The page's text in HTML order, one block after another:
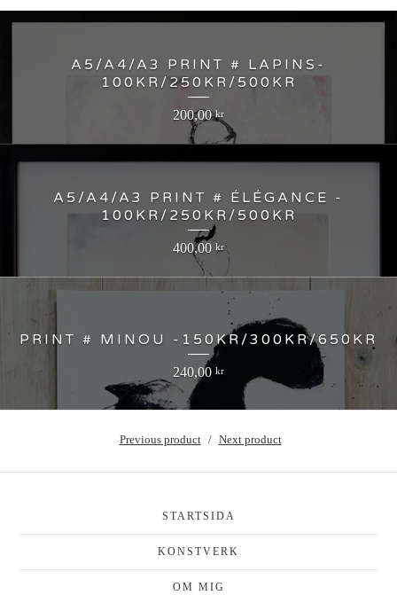
A5/A4/A3 PRINT # LAPINS-
100KR/250KR/500KR
200,00kr
A5/A4/A3 PRINT # ÉLÉGANCE -
100KR/250KR/500KR
400,00 kr
PRINT # MINOU -150KR/300KR/650KR
240,00 kr
Previous product Next product
STARTSIDA
KONSTVERK
OM MIG